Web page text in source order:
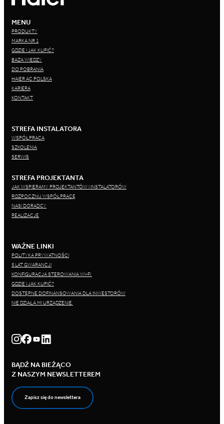
MENU
PRODUKTY
MARKA NR 1
GDZIE I JAK KUPIĆ?
BAZA WIEDZY
DO POBRANIA
HAIER AC POLSKA
KARIERA
KONTAKT
STREFA INSTALATORA
WSPÓŁPRACA
SZKOLENIA
SERWIS
STREFA PROJEKTANTA
JAK WSPIERAMY PROJEKTANTÓW I INSTALATORÓW
ROZPOCZNIJ WSPÓŁPRACĘ
NASI DORADCY
REALIZACJE
WAŻNE LINKI
POLITYKA PRYWATNOŚCI
5 LAT GWARANCJI
KONFIGURACJA STEROWANIA WI-FI
GDZIE I JAK KUPIĆ?
DOSTĘPNE DOFINANSOWANIA DLA INWESTORÓW
NIE DZIAŁA MI URZĄDZENIE
BĄDŹ NA BIEŻĄCO
Z NASZYM NEWSLETTEREM
Zapisz się do newslettera